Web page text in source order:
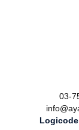
Logicode